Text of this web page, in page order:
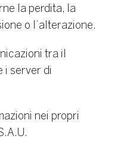
la perdita, la
o l’alterazione.
tra il
i server di
nei propri